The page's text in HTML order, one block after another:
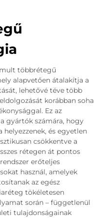
többrétegű
alapvetően átalakítja a
lehetővé téve több
korábban soha
Ez az
gyártók számára, hogy
és egyetlen
csökkentve a
rétegen át pontos
erőteljes
használ, amelyek
az egész
tökéletesen
során – függetlenül
tulajdonságainak